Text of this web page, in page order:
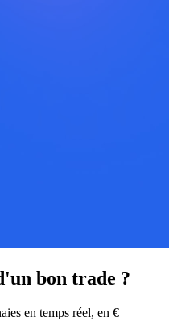
bon trade ?
en temps réel, en €